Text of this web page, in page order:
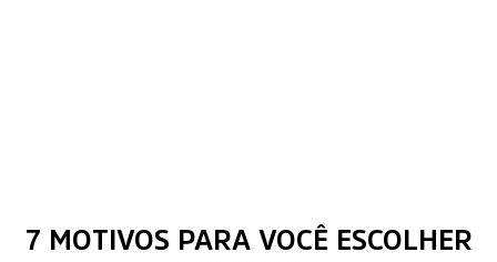
7 MOTIVOS PARA VOCÊ ESCOLHER